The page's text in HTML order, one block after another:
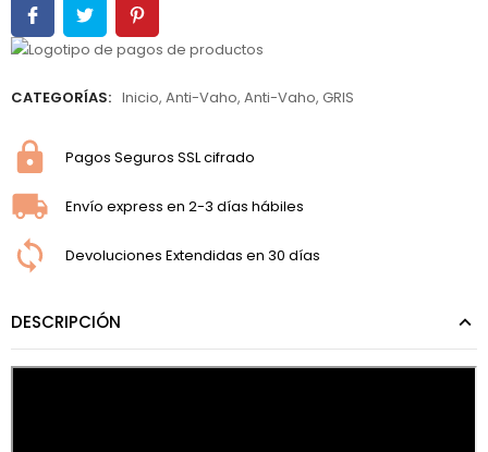
CATEGORÍAS: Inicio, Anti-Vaho, Anti-Vaho, GRIS
Pagos Seguros SSL cifrado
Envío express en 2-3 días hábiles
Devoluciones Extendidas en 30 días
DESCRIPCIÓN